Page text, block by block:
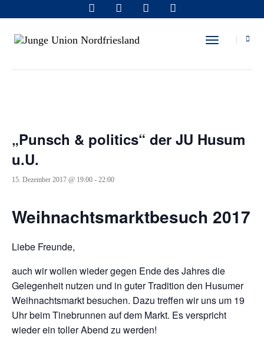
Toggle
„Punsch & politics“ der JU Husum
u.U.
15. Dezember 2017 @ 19:00 - 22:00
Weihnachtsmarktbesuch 2017
Liebe Freunde,
auch wir wollen wieder gegen Ende des Jahres die
Gelegenheit nutzen und in guter Tradition den Husumer
Weihnachtsmarkt besuchen. Dazu treffen wir uns um 19
Uhr beim Tinebrunnen auf dem Markt. Es verspricht
wieder ein toller Abend zu werden!